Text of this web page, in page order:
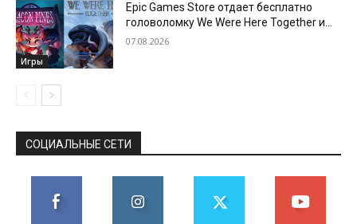
Игры
Epic Games Store отдает бесплатно
головоломку We Were Here Together и
новеллу Beacon Pines
07.08.2026
СОЦИАЛЬНЫЕ СЕТИ